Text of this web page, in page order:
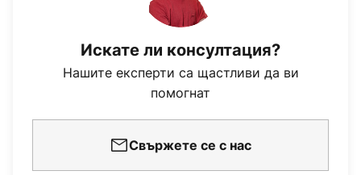
Искате ли консултация?
Нашите експерти са щастливи да ви
помогнат
Свържете се с нас